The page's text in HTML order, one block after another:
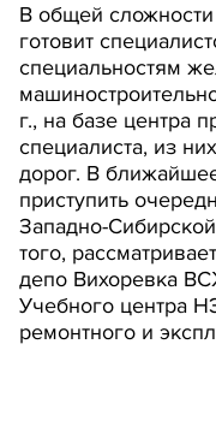
В общей
готовит
специальностям
г., на базе центра
специалиста, из
дорог. В
приступить
Западно-
того,
депо Вихоревка
Учебного центра
ремонтного и